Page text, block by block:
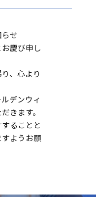
せ
慶び申し
、心より
デンウィ
きます。
ることと
ようお願